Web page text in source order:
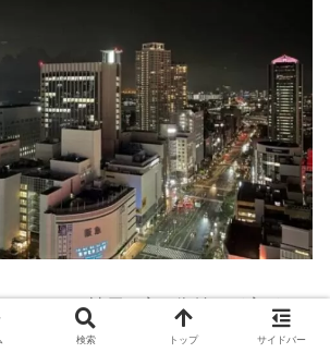
しもよく神戸三宮の街並みが広がり
検索 トップ サイドバー